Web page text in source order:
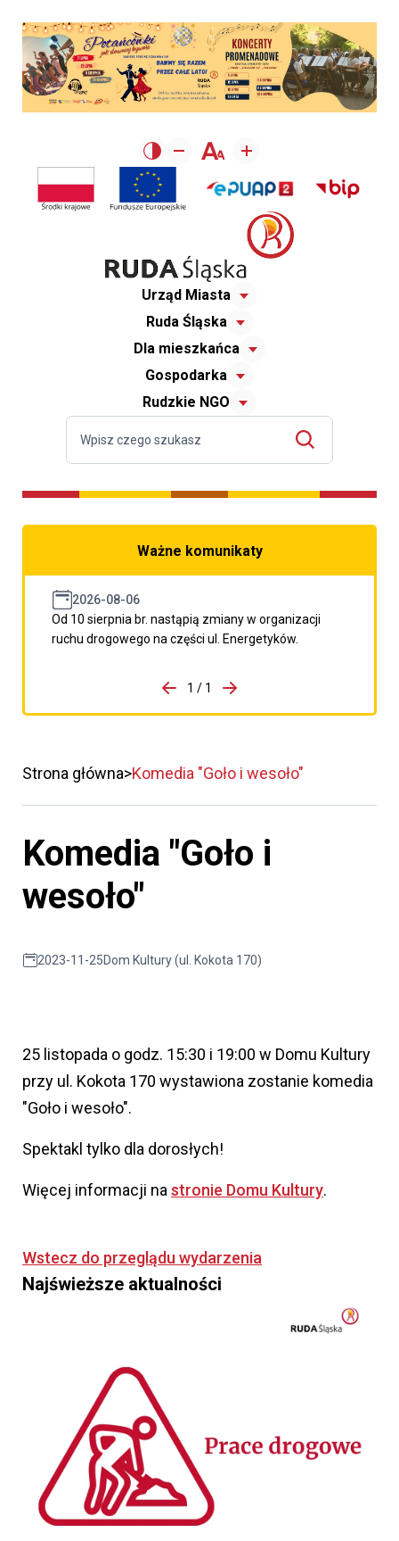
Urząd Miasta
Ruda Śląska
Dla mieszkańca
Gospodarka
Rudzkie NGO
Ważne komunikaty
2026-08-06
Od 10 sierpnia br. nastąpią zmiany w organizacji
ruchu drogowego na części ul. Energetyków.
porzpedniego komunikatu
1 / 1
Przejdź do następnego
Strona główna Komedia "Goło i wesoło"
Komedia "Goło i
wesoło"
2023-11-25Dom Kultury (ul. Kokota 170)
25 listopada o godz. 15:30 i 19:00 w Domu Kultury
przy ul. Kokota 170 wystawiona zostanie komedia
"Goło i wesoło".
Spektakl tylko dla dorosłych!
Więcej informacji na stronie Domu Kultury.
Wstecz do przeglądu wydarzenia
Najświeższe aktualności